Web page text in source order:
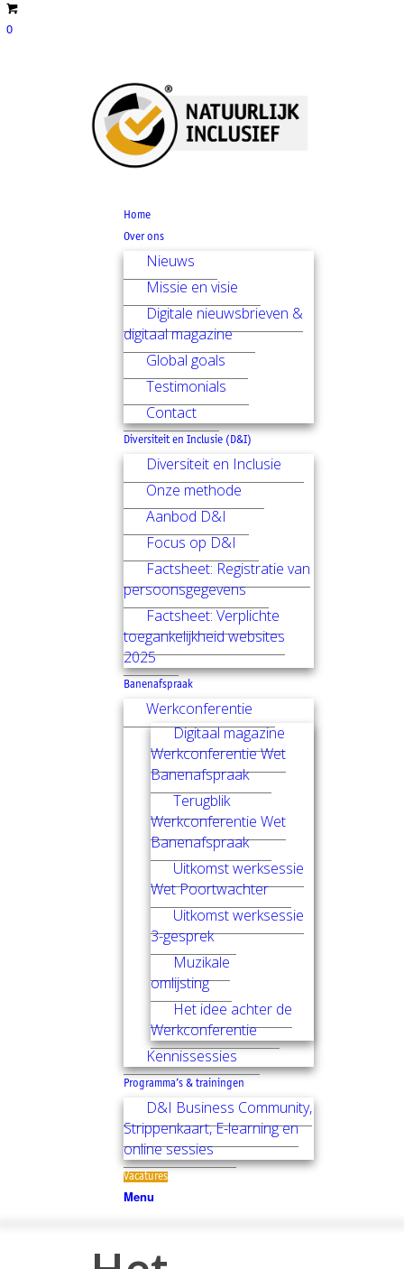
0
Home
Over ons
Nieuws
Missie en visie
Digitale nieuwsbrieven &
digitaal magazine
Global goals
Testimonials
Contact
Diversiteit en Inclusie (D&I)
Diversiteit en Inclusie
Onze methode
Aanbod D&I
Focus op D&I
Factsheet: Registratie van
persoonsgegevens
Factsheet: Verplichte
toegankelijkheid websites
2025
Banenafspraak
Werkconferentie
Digitaal magazine
Werkconferentie Wet
Banenafspraak
Terugblik
Werkconferentie Wet
Banenafspraak
Uitkomst werksessie
Wet Poortwachter
Uitkomst werksessie
3-gesprek
Muzikale
omlijsting
Het idee achter de
Werkconferentie
Kennissessies
Programma’s & trainingen
D&I Business Community,
Strippenkaart, E-learning en
online sessies
Vacatures
Menu